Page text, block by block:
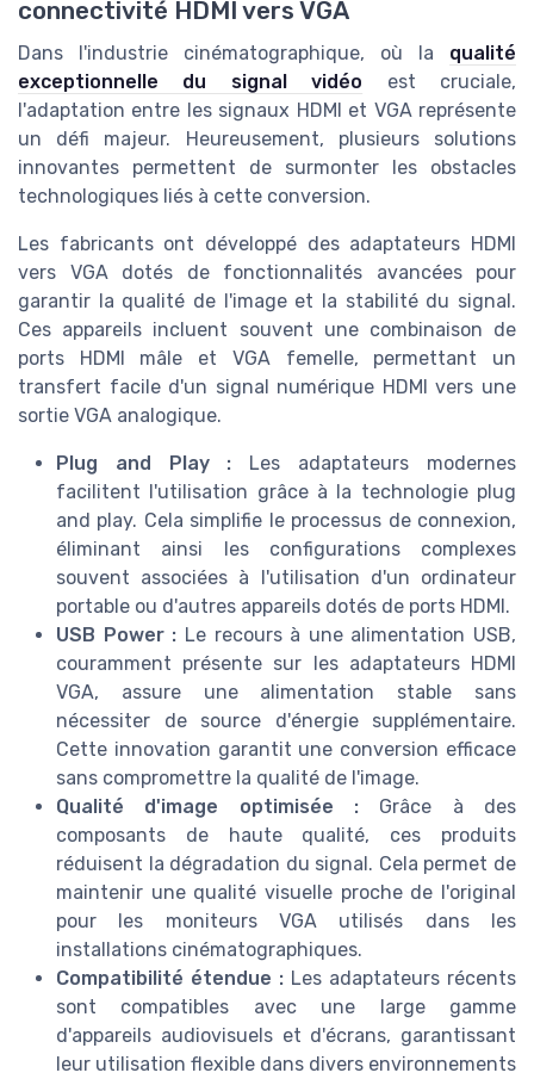
connectivité HDMI vers VGA
Dans l'industrie cinématographique, où la qualité
exceptionnelle du signal vidéo est cruciale,
l'adaptation entre les signaux HDMI et VGA représente
un défi majeur. Heureusement, plusieurs solutions
innovantes permettent de surmonter les obstacles
technologiques liés à cette conversion.
Les fabricants ont développé des adaptateurs HDMI
vers VGA dotés de fonctionnalités avancées pour
garantir la qualité de l'image et la stabilité du signal.
Ces appareils incluent souvent une combinaison de
ports HDMI mâle et VGA femelle, permettant un
transfert facile d'un signal numérique HDMI vers une
sortie VGA analogique.
Plug and Play : Les adaptateurs modernes
facilitent l'utilisation grâce à la technologie plug
and play. Cela simplifie le processus de connexion,
éliminant ainsi les configurations complexes
souvent associées à l'utilisation d'un ordinateur
portable ou d'autres appareils dotés de ports HDMI.
USB Power : Le recours à une alimentation USB,
couramment présente sur les adaptateurs HDMI
VGA, assure une alimentation stable sans
nécessiter de source d'énergie supplémentaire.
Cette innovation garantit une conversion efficace
sans compromettre la qualité de l'image.
Qualité d'image optimisée : Grâce à des
composants de haute qualité, ces produits
réduisent la dégradation du signal. Cela permet de
maintenir une qualité visuelle proche de l'original
pour les moniteurs VGA utilisés dans les
installations cinématographiques.
Compatibilité étendue : Les adaptateurs récents
sont compatibles avec une large gamme
d'appareils audiovisuels et d'écrans, garantissant
leur utilisation flexible dans divers environnements